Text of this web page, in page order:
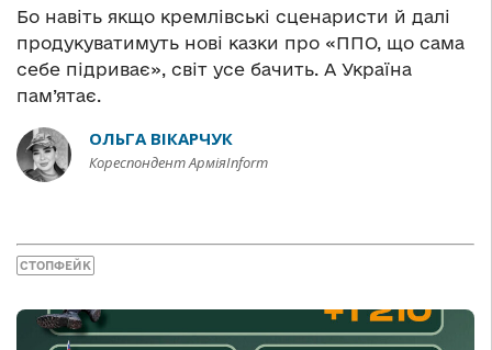
Бо навіть якщо кремлівські сценаристи й далі
продукуватимуть нові казки про «ППО, що сама
себе підриває», світ усе бачить. А Україна
пам’ятає.
ОЛЬГА ВІКАРЧУК
Кореспондент АрміяInform
СТОПФЕЙК